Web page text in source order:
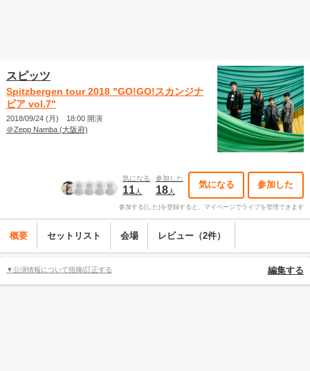
スピッツ
Spitzbergen tour 2018 "GO!GO!スカンジナ
ビア vol.7"
2018/09/24 (月) 18:00 開演
＠Zepp Namba (大阪府)
気になる
11人
参加した
18人
気になる 参加した
参加する(した)を登録すると、マイページでライブを管理できます
概要 セットリスト 会場 レビュー（2件）
▼公演情報について指摘/訂正する 編集する